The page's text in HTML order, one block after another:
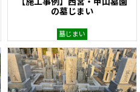
【施工事例】西宮・甲山墓園
の墓じまい
墓じまい